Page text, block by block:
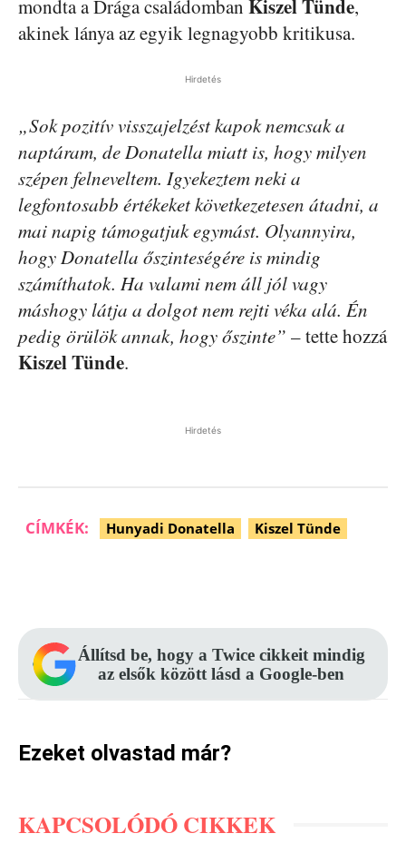
mondta a Drága családomban Kiszel Tünde,
akinek lánya az egyik legnagyobb kritikusa.
Hirdetés
„Sok pozitív visszajelzést kapok nemcsak a
naptáram, de Donatella miatt is, hogy milyen
szépen felneveltem. Igyekeztem neki a
legfontosabb értékeket következetesen átadni, a
mai napig támogatjuk egymást. Olyannyira,
hogy Donatella őszinteségére is mindig
számíthatok. Ha valami nem áll jól vagy
máshogy látja a dolgot nem rejti véka alá. Én
pedig örülök annak, hogy őszinte” – tette hozzá
Kiszel Tünde.
Hirdetés
CÍMKÉK: Hunyadi Donatella Kiszel Tünde
Állítsd be, hogy a Twice cikkeit mindig
az elsők között lásd a Google-ben
Ezeket olvastad már?
KAPCSOLÓDÓ CIKKEK